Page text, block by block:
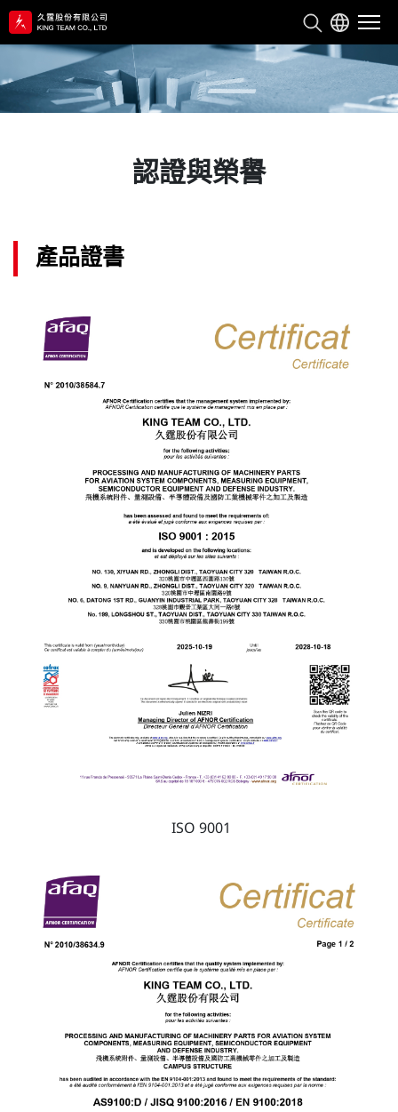
關於久霆
永續經營
聯絡我們
認證與榮譽
產品證書
ISO 9001